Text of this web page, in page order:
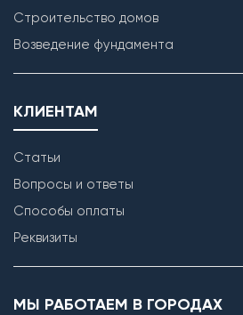
Строительство домов
Возведение фундамента
КЛИЕНТАМ
Статьи
Вопросы и ответы
Способы оплаты
Реквизиты
МЫ РАБОТАЕМ В ГОРОДАХ